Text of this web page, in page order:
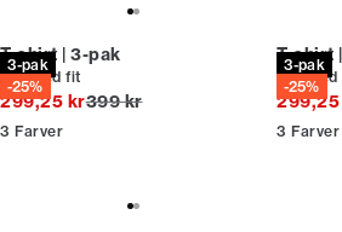
3-pak
-25%
T-shirt | 3-pak
Relaxed fit
299,25 krI alt (uden rabat)
399 kr
3 Farver
3-pak
-25%
T-shirt
Relaxed
3 Farver